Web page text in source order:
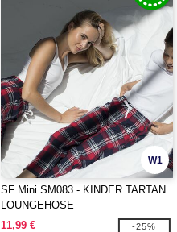
W1
SF Mini SM083 - KINDER TARTAN
LOUNGEHOSE
11,99 €
-25%